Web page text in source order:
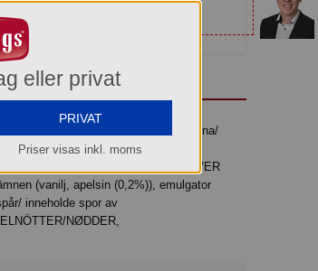
forskellige størrelser,
(17%), VASSLE/VALLE/MYSEPULVER
(vanilj, apelsin (0,2%)), emulgator
inneholde spor av
NØDDER,
eller privat
PRIVAT
Priser visas inkl. moms